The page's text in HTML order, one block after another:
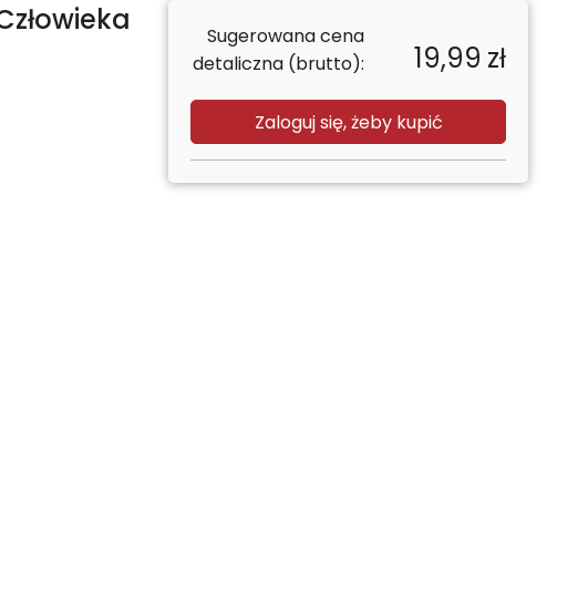
Sugerowana cena
detaliczna (brutto):
19,99 zł
Zaloguj się, żeby kupić